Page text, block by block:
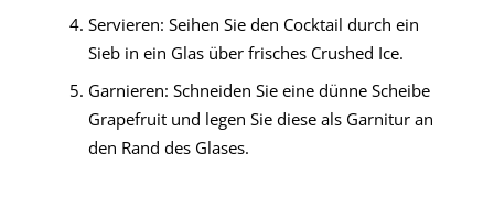
Servieren: Seihen Sie den Cocktail durch ein
Sieb in ein Glas über frisches Crushed Ice.
Garnieren: Schneiden Sie eine dünne Scheibe
Grapefruit und legen Sie diese als Garnitur an
den Rand des Glases.